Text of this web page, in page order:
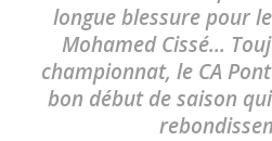
longue blessure pour
Mohamed Cissé…
championnat, le CA
bon début de saison